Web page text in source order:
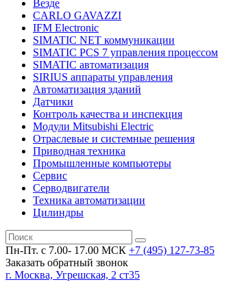
Везде
CARLO GAVAZZI
IFM Electronic
SIMATIC NET коммуникации
SIMATIC PCS 7 управления процессом
SIMATIC автоматизация
SIRIUS аппараты управления
Автоматизация зданий
Датчики
Контроль качества и инспекция
Модули Mitsubishi Electric
Отраслевые и системные решения
Приводная техника
Промышленные компьютеры
Сервис
Серводвигатели
Техника автоматизации
Цилиндры
Пн-Пт. с 7.00- 17.00 МСК +7 (495) 127-73-85
Заказать обратный звонок
г. Москва, Угрешская, 2 ст35